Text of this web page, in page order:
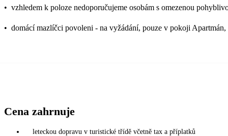
• vzhledem k poloze nedoporučujeme osobám s omezenou
• domácí mazlíčci povoleni - na vyžádání, pouze v pokoji
Cena zahrnuje
leteckou dopravu v turistické třídě včetně tax a příplatků